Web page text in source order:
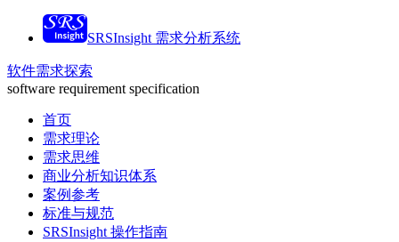
SRSInsight 需求分析系统
软件需求探索
software requirement specification
首页
需求理论
需求思维
商业分析知识体系
案例参考
标准与规范
SRSInsight 操作指南